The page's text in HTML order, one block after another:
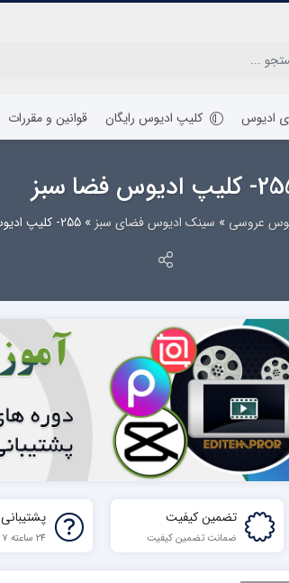
ادیوس کلیپ ادیوس رایگان قوانین و مقررات
فضا سبز
عروسی » سینک ادیوس فضای سبز » 255- کلیپ ادیوس فضا سبز
تضمین کیفیت
ضمانت تضمین کیفیت
پشتیبانی
24 ساعته 7 روز هفته